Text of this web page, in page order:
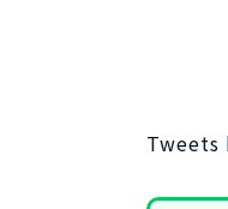
Tweets